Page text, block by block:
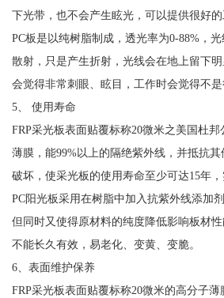
下光带，也不会产生眩光，可以提供很好的
PC板是以纯树脂制成，透光率为0-88%，
散射，只是产生折射，光线会在地上留下
会觉得非常刺眼、眩目，工作时会觉得不是
5、 使用寿命
FRP采光板表面贴覆标称20微米之美国杜邦
薄膜，能99%以上的隔绝紫外线，并抵抗
破坏，使采光板的使用寿命至少可达15年，
PC阳光板采用在树脂中加入抗紫外线添加
但同时又使得原材料的纯度降低影响板材
不能长久有效，易老化、变黄、变脆。
6、表面维护保养
FRP采光板表面贴覆标称20微米的高分子